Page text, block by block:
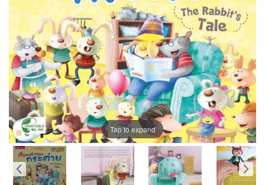
Tap to expand